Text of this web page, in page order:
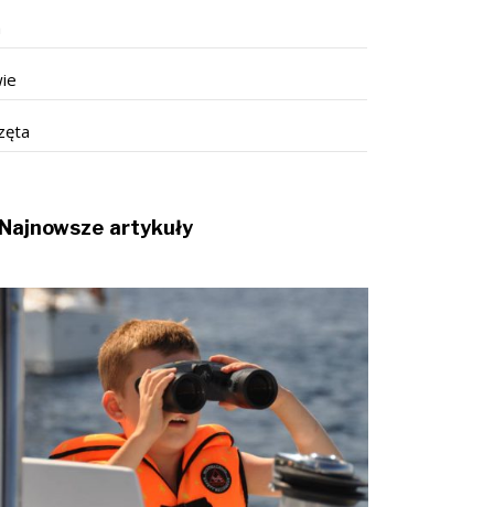
artykuły